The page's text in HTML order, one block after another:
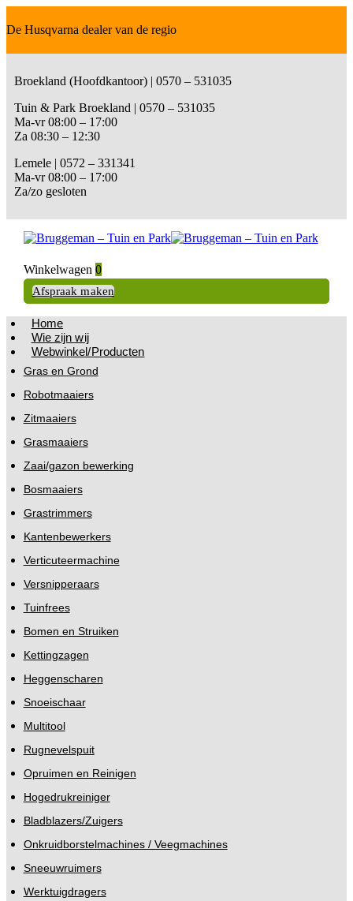
De Husqvarna dealer van de regio
Broekland (Hoofdkantoor) | 0570 – 531035
Tuin & Park Broekland | 0570 – 531035
Ma-vr 08:00 – 17:00
Za 08:30 – 12:30
Lemele | 0572 – 331341
Ma-vr 08:00 – 17:00
Za/zo gesloten
Winkelwagen 0
Afspraak maken
Home
Wie zijn wij
Webwinkel/Producten
Gras en Grond
Robotmaaiers
Zitmaaiers
Grasmaaiers
Zaai/gazon bewerking
Bosmaaiers
Grastrimmers
Kantenbewerkers
Verticuteermachine
Versnipperaars
Tuinfrees
Bomen en Struiken
Kettingzagen
Heggenscharen
Snoeischaar
Multitool
Rugnevelspuit
Opruimen en Reinigen
Hogedrukreiniger
Bladblazers/Zuigers
Onkruidborstelmachines / Veegmachines
Sneeuwruimers
Werktuigdragers